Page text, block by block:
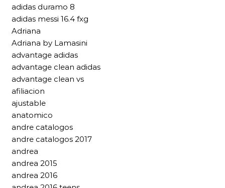
adidas duramo 8
adidas messi 16.4 fxg
Adriana
Adriana by Lamasini
advantage adidas
advantage clean adidas
advantage clean vs
afiliacion
ajustable
anatomico
andre catalogos
andre catalogos 2017
andrea
andrea 2015
andrea 2016